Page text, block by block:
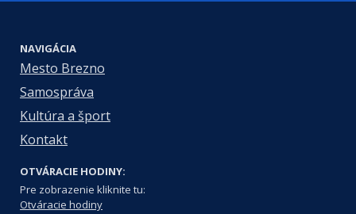
NAVIGÁCIA
Mesto Brezno
Samospráva
Kultúra a šport
Kontakt
OTVÁRACIE HODINY:
Pre zobrazenie kliknite tu:
Otváracie hodiny